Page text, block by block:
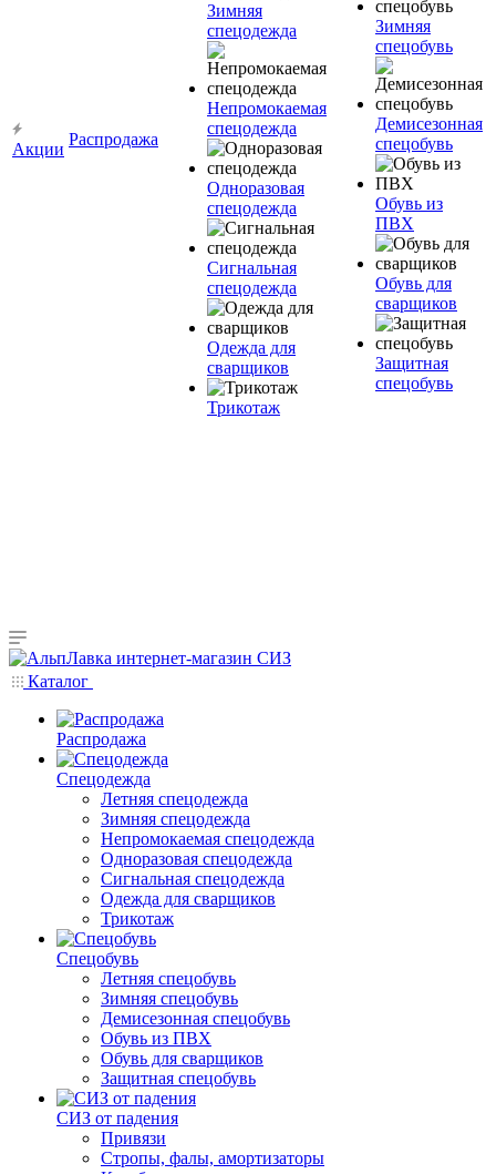
Акции
Распродажа
Зимняя
спецодежда
Непромокаемая
спецодежда
Одноразовая
спецодежда
Сигнальная
спецодежда
Одежда для
сварщиков
Трикотаж
Зимняя
спецобувь
Демисезонная
спецобувь
Обувь из
ПВХ
Обувь для
сварщиков
Защитная
спецобувь
Каталог
Распродажа
Спецодежда
Летняя спецодежда
Зимняя спецодежда
Непромокаемая спецодежда
Одноразовая спецодежда
Сигнальная спецодежда
Одежда для сварщиков
Трикотаж
Спецобувь
Летняя спецобувь
Зимняя спецобувь
Демисезонная спецобувь
Обувь из ПВХ
Обувь для сварщиков
Защитная спецобувь
СИЗ от падения
Привязи
Стропы, фалы, амортизаторы